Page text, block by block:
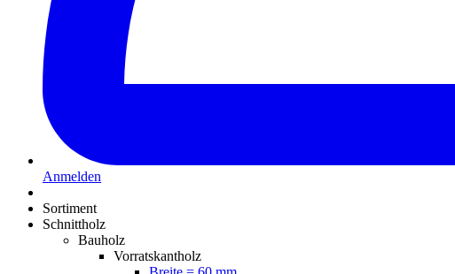
Anmelden
Sortiment
Schnittholz
Bauholz
Vorratskantholz